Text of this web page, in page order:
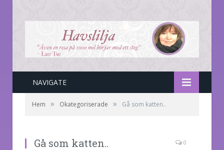
NAVIGATE
Hem » Okategoriserade » Gå som katten..
Gå som katten.. 0